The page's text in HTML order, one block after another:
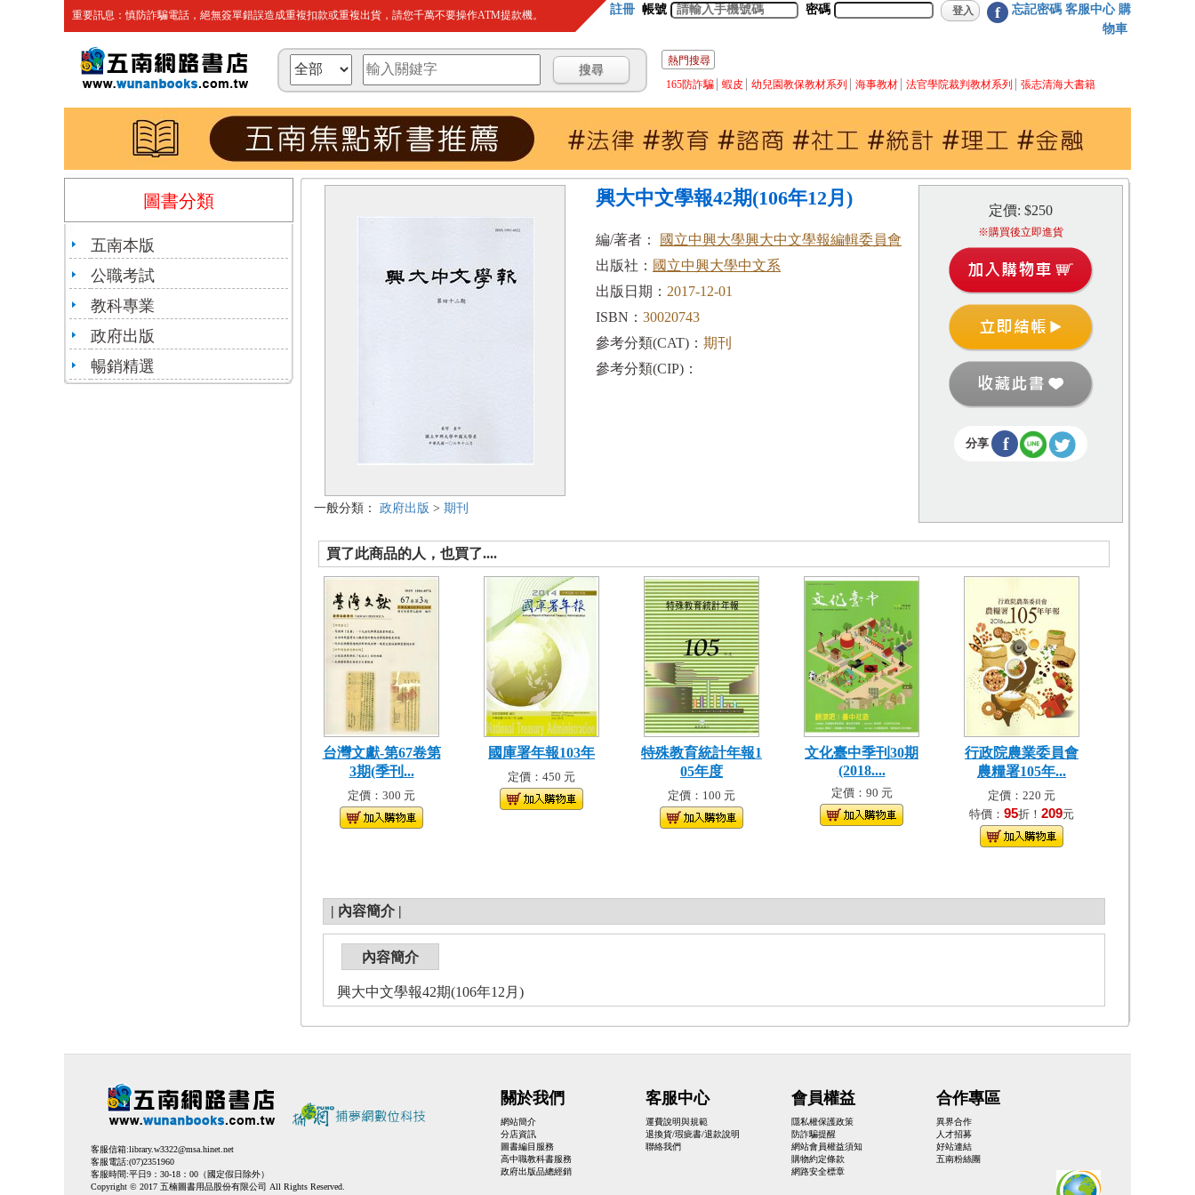
重要訊息：慎防詐騙電話，絕無簽單錯誤造成重複扣款或重複出貨，請您千萬不要操作ATM提款機。 註冊 帳號 密碼 f 忘記密碼 客服中心 購
物車
熱門搜尋
165防詐騙
蝦皮 幼兒園教保教材系列 海事教材 法官學院裁判教材系列 張志清海大書籍
圖書分類
五南本版
公職考試
教科專業
政府出版
暢銷精選
一般分類： 政府出版 > 期刊
興大中文學報42期(106年12月)
編/著者：
國立中興大學興大中文學報編輯委員會
出版社： 國立中興大學中文系
出版日期： 2017-12-01
ISBN： 30020743
參考分類(CAT)： 期刊
參考分類(CIP)：
定價: $250
※購買後立即進貨
分享 f
買了此商品的人，也買了....
台灣文獻-第67卷第
3期(季刊...
定價：300 元
國庫署年報103年
定價：450 元
特殊教育統計年報1
05年度
定價：100 元
文化臺中季刊30期
(2018....
定價：90 元
行政院農業委員會
農糧署105年...
定價：220 元
特價： 95折！ 209元
| 內容簡介 |
內容簡介
興大中文學報42期(106年12月)
客服信箱:library.w3322@msa.hinet.net
客服電話:(07)2351960
客服時間:平日9：30-18：00（國定假日除外）
Copyright © 2017 五楠圖書用品股份有限公司 All Rights Reserved.
關於我們
網站簡介
分店資訊
圖書編目服務
高中職教科書服務
政府出版品總經銷
客服中心
運費說明與規範
退換貨/瑕疵書/退款說明
聯絡我們
會員權益
隱私權保護政策
防詐騙提醒
網站會員權益須知
購物約定條款
網路安全標章
合作專區
異界合作
人才招募
好站連結
五南粉絲團